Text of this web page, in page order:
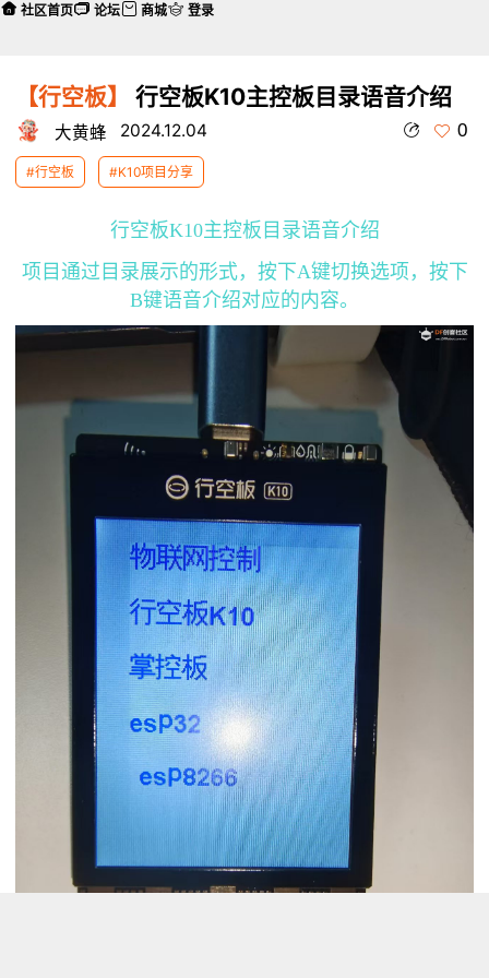
【行空板】 行空板K10主控板目录语音介绍
大黄蜂 2024.12.04 0
#行空板 #K10项目分享
行空板K10主控板目录语音介绍
项目通过目录展示的形式，按下A键切换选项，按下
B键语音介绍对应的内容。
社区首页 论坛 商城 登录